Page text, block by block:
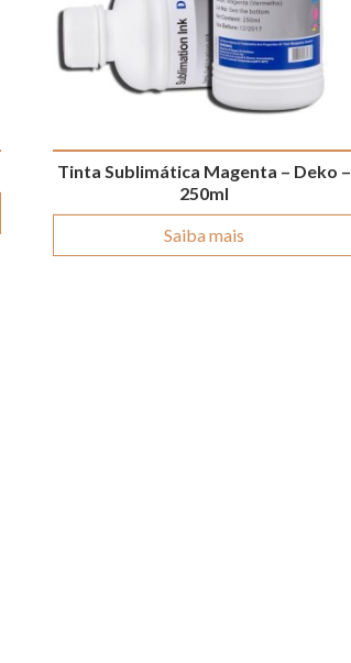
Tinta Sublimática Magenta – Deko –
250ml
Saiba mais